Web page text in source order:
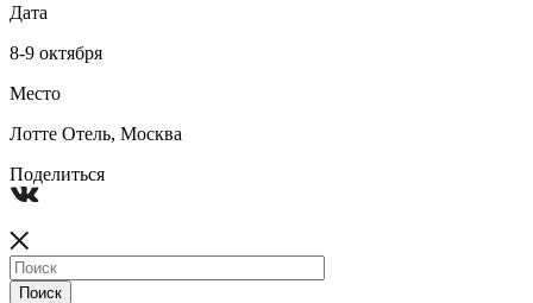
Дата
8-9 октября
Место
Лотте Отель, Москва
Поделиться